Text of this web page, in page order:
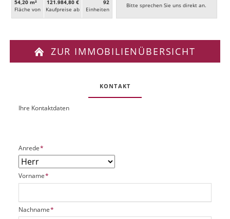
54,20 m²
Fläche von
121.984,80 €
Kaufpreise ab
92
Ein­heiten
Bitte sprechen Sie uns direkt an.
ZUR IMMOBILIENÜBERSICHT
KONTAKT
O
k
P
t
z
UIhre Kontaktdaten
P
f
l
i
c
t
f
Anrede*
P
f
i
c
Vorname*
P
Nachname*